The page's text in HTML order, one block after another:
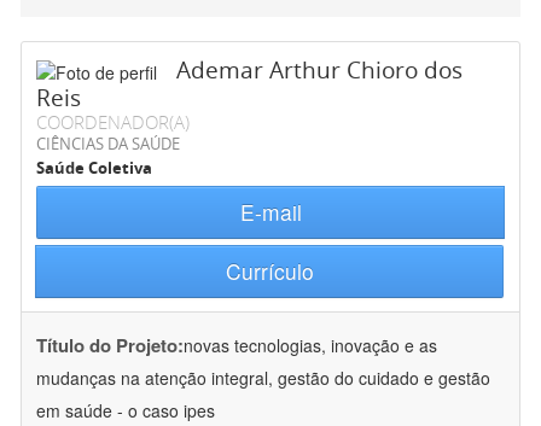
Ademar Arthur Chioro dos
Reis
COORDENADOR(A)
CIÊNCIAS DA SAÚDE
Saúde Coletiva
E-mail
Currículo
Título do Projeto:novas tecnologias, inovação e as
mudanças na atenção integral, gestão do cuidado e gestão
em saúde - o caso ipes